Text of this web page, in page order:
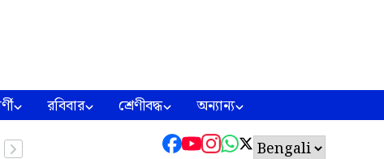
রবিবার শ্রেণীবদ্ধ অন্যান্য